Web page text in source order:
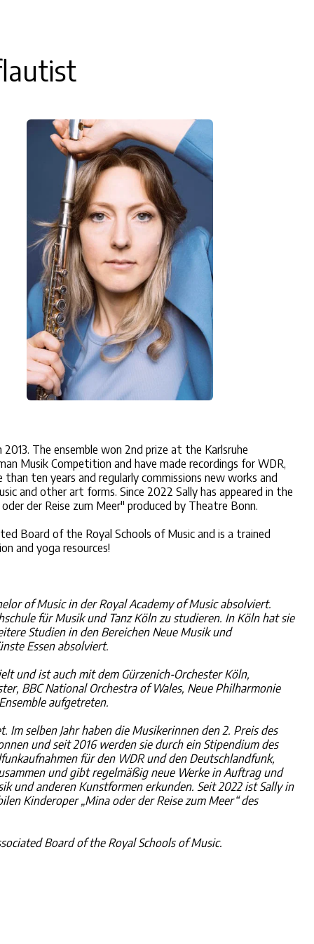
The ensemble won 2nd prize at the Karlsruhe
Musik Competition and have made recordings for WDR,
ten years and regularly commissions new works and
and other art forms. Since 2022 Sally has appeared in the
der Reise zum Meer" produced by Theatre Bonn.
Board of the Royal Schools of Music and is a trained
and yoga resources!
of Music in der Royal Academy of Music absolviert.
für Musik und Tanz Köln zu studieren. In Köln hat sie
Studien in den Bereichen Neue Musik und
Essen absolviert.
und ist auch mit dem Gürzenich-Orchester Köln,
BBC National Orchestra of Wales, Neue Philharmonie
aufgetreten.
Im selben Jahr haben die Musikerinnen den 2. Preis des
und seit 2016 werden sie durch ein Stipendium des
für den WDR und den Deutschlandfunk,
und gibt regelmäßig neue Werke in Auftrag und
und anderen Kunstformen erkunden. Seit 2022 ist Sally in
Kinderoper „Mina oder der Reise zum Meer“ des
Board of the Royal Schools of Music.